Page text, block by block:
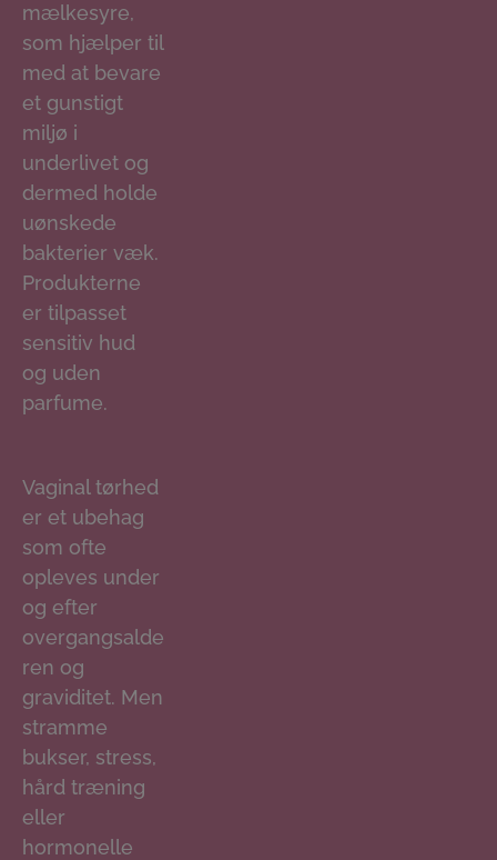
mælkesyre,
som hjælper til
med at bevare
et gunstigt
miljø i
underlivet og
dermed holde
uønskede
bakterier væk.
Produkterne
er tilpasset
sensitiv hud
og uden
parfume.
Vaginal tørhed
er et ubehag
som ofte
opleves under
og efter
overgangsalde
ren og
graviditet. Men
stramme
bukser, stress,
hård træning
eller
hormonelle